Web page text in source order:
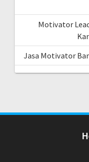
Motivator
Jasa Motivator